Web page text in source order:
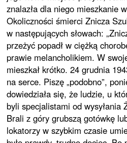
znalazła dla niego mieszkanie
Okoliczności śmierci Znicza
w następujących słowach:
przeżyć popadł w ciężką
prawie melancholikiem. W
mieszkał krótko. 24 grudnia
na serce. Piszę „podobno”,
dowiedziała się, że ludzie, u
byli specjalistami od wysyłania
Brali z góry grubszą gotówkę
lokatorzy w szybkim czasie